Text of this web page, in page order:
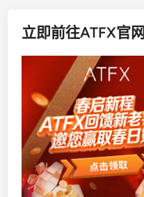
立即前往ATFX官网